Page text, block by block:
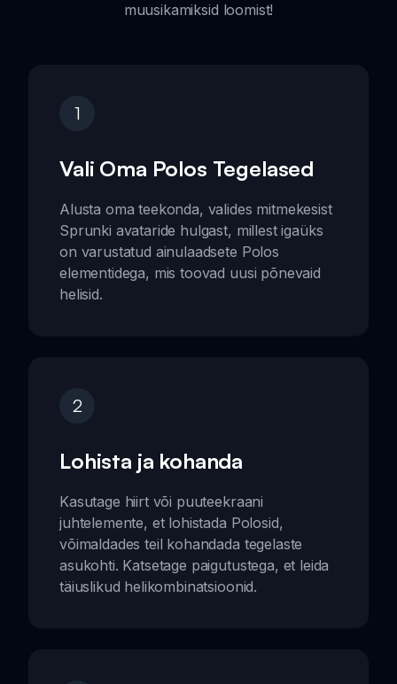
muusikamiksid loomist!
1
Vali Oma Polos Tegelased
Alusta oma teekonda, valides mitmekesist
Sprunki avataride hulgast, millest igaüks
on varustatud ainulaadsete Polos
elementidega, mis toovad uusi põnevaid
helisid.
2
Lohista ja kohanda
Kasutage hiirt või puuteekraani
juhtelemente, et lohistada Polosid,
võimaldades teil kohandada tegelaste
asukohti. Katsetage paigutustega, et leida
täiuslikud helikombinatsioonid.